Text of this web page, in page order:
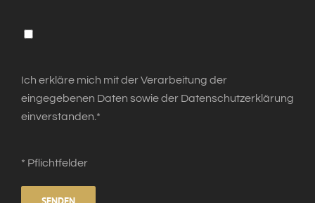
Ich erkläre mich mit der Verarbeitung der
eingegebenen Daten sowie der Datenschutzerklärung
einverstanden.*
* Pflichtfelder